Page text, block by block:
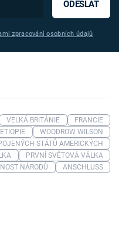
ODESLAT
zpracování osobních údajů
VELKÁ BRITÁNIE
FRANCIE
ETIOPIE
WOODROW WILSON
STÁTŮ AMERICKÝCH
PRVNÍ SVĚTOVÁ VÁLKA
NÁRODŮ
ANSCHLUSS